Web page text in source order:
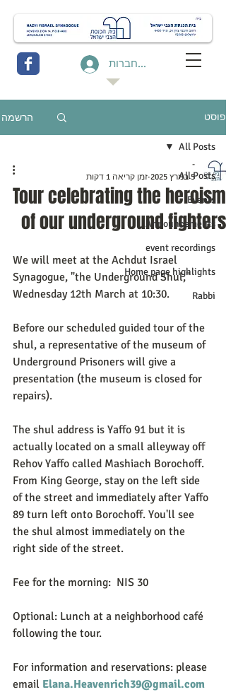
להתחברות
פוסט הרשמה
All Posts
Events
Announcements
event recordings
Home page highlights
Rabbi
All Posts
Tour celebrating the heroism
of our underground fighters
-
5 במרץ 2025
זמן קריאה 1 דקות
We will meet at the Achdut Israel
Synagogue, "the Underground Shul,"
Wednesday 12th March at 10:30.
Before our scheduled guided tour of the
shul, a representative of the museum of
Underground Prisoners will give a
presentation (the museum is closed for
repairs).
The shul address is Yaffo 91 but it is
actually located on a small alleyway off
Rehov Yaffo called Mashiach Borochoff.
From King George, stay on the left side
of the street and immediately after Yaffo
89 turn left onto Borochoff. You'll see
the shul almost immediately on the
right side of the street.
Fee for the morning:  NIS 30
Optional: Lunch at a neighborhood café
following the tour.
For information and reservations: please
email Elana.Heavenrich39@gmail.com